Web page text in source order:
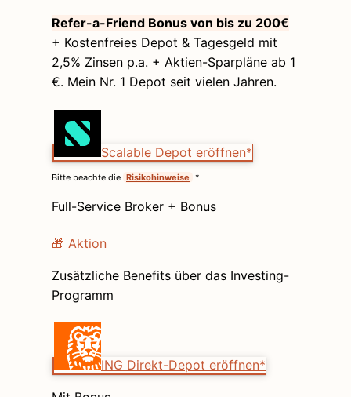
Refer-a-Friend Bonus von bis zu 200€
+ Kostenfreies Depot & Tagesgeld mit
2,5% Zinsen p.a. + Aktien-Sparpläne ab 1
€. Mein Nr. 1 Depot seit vielen Jahren.
Scalable Depot eröffnen*
Bitte beachte die Risikohinweise .*
Full-Service Broker + Bonus
🎁 Aktion
Zusätzliche Benefits über das Investing-
Programm
ING Direkt-Depot eröffnen*